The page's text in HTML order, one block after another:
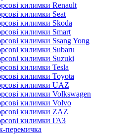
килимки Renault
килимки Seat
килимки Skoda
килимки Smart
килимки Ssang Yong
килимки Subaru
килимки Suzuki
килимки Tesla
килимки Toyota
килимки UAZ
килимки Volkswagen
килимки Volvo
килимки ZAZ
килимки ГАЗ
перемичка